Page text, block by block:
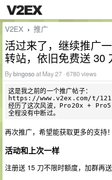
V2EX › 推广
活过来了，继续推广
转站，依旧免费送 30
Bybingosoat May 27 · 6780 views
这是我之前的一个推广帖子：
https://www.v2ex.com/t/
经历了这次风波，Pro20x +
再次推广，希望能获取更多的支持！
活动和上次一样
注册送 15 刀不限时额度，加群再